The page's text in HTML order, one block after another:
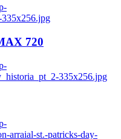
335x256.jpg
720
335x256.jpg
arraial-st.-patricks-day-